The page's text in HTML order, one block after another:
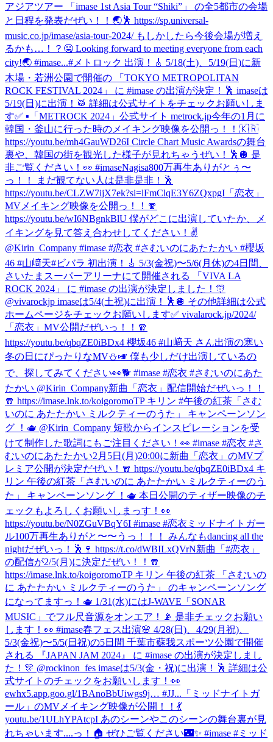
アジアツアー 「imase 1st Asia Tour “Shiki”」 の全5都市の会場
と日程を発表だぜい！！🌏🕺 https://sp.universal-
music.co.jp/imase/asia-tour-2024/ もしかしたら今後会場が増え
るかも…！？🤐 Looking forward to meeting everyone from each
city!🌏 #imase...#メトロック 出演！🎸 5/18(土)、5/19(日)に新
木場・若洲公園で開催の 「TOKYO METROPOLITAN
ROCK FESTIVAL 2024」 に #imase の出演が決定！🕺 imaseは
5/19(日)に出演！🥁 詳細は公式サイトをチェックお願いしま
す✅ ▪︎「METROCK 2024」公式サイト metrock.jp今年の1月に
韓国・釜山に行った時のメイキング映像を公開っ！！🇰🇷
https://youtu.be/mh4GauWD26I Circle Chart Music Awardsの舞台
裏や、韓国の街を観光した様子が見れちゃうぜい！🕺🪩 是
非ご覧ください！👀 #imaseNagisa800万再生ありがとぅ〜
っ！！ まだ観てない人は是非是非！🕺
https://youtu.be/CLZW7ijX7ek?si=lFmClqE3Y6ZQxpgI 「恋衣」
MVメイキング映像を公開っ！！🧣
https://youtu.be/wI6NBgnkBlU 僕がどこに出演していたか、メ
イキングを見て答え合わせしてください！✌️
@Kirin_Company #imase #恋衣 #さむいのにあたたかい #櫻坂
46 #山﨑天#ビバラ 初出演！🎸 5/3(金祝)〜5/6(月休)の4日間、
さいたまスーパーアリーナにて開催される 「VIVA LA
ROCK 2024」 に #imase の出演が決定しました！🎊
@vivarockjp imaseは5/4(土祝)に出演！🕺🪩 その他詳細は公式
ホームページをチェックお願いします✅ vivalarock.jp/2024/
「恋衣」MV公開だぜいっ！！🧣
https://youtu.be/qbqZE0iBDx4 櫻坂46 #山﨑天 さん出演の寒い
冬の日にぴったりなMV⛄️🎺 僕も少しだけ出演しているの
で、探してみてください👀🐕 #imase #恋衣 #さむいのにあた
たかい @Kirin_Company新曲「恋衣」配信開始だぜいっ！！
🧣 https://imase.lnk.to/koigoromoTP キリン #午後の紅茶「さむ
いのに あたたかい ミルクティーのうた」 キャンペーンソン
グ ！🫖 @Kirin_Company 短歌からインスピレーションを受
けて制作した歌詞にもご注目ください！👀 #imase #恋衣 #さ
むいのにあたたかい2月5日(月)20:00に新曲「恋衣」のMVプ
レミア公開が決定だぜい！🧣 https://youtu.be/qbqZE0iBDx4 キ
リン 午後の紅茶「さむいのに あたたかい ミルクティーのう
た」 キャンペーンソング ！🫖 本日公開のティザー映像のチ
ェックもよろしくお願いしまっす！👀
https://youtu.be/N0ZGuVBqY6I #imase #恋衣 ミッドナイトガー
ル100万再生ありがと〜〜うっ！！！ みんなもdancing all the
nightだぜいっ！🕺🍷 https://t.co/dWBILxQVrN新曲「#恋衣」
の配信が2/5(月)に決定だぜい！！🧣
https://imase.lnk.to/koigoromoTP キリン 午後の紅茶 「さむいの
に あたたかい ミルクティーのうた」 のキャンペーンソング
になってますっ！🫖 1/31(水)にはJ-WAVE「SONAR
MUSIC」でフル尺音源をオンエア！📡 是非チェックお願い
します！👀 #imase春フェス出演🌸 4/28(日)、4/29(月祝)、
5/3(金祝)〜5/5(日祝)の5日間 千葉市蘇我スポーツ公園で開催
される 『JAPAN JAM 2024』 に #imase の出演が決定しまし
た！🎊 @rockinon_fes imaseは5/3(金・祝)に出演！🕺 詳細は公
式サイトのチェックをお願いします！👀
ewhx5.app.goo.gl/1BAnoBbUiwgs9j… #JJ... 「ミッドナイトガ
ール」のMVメイキング映像が公開！！💃
youtu.be/1ULhYPAtcpI あのシーンやこのシーンの舞台裏が見
れちゃいます....っ！🏠 ぜひご覧ください🌃✨ #imase #ミッド